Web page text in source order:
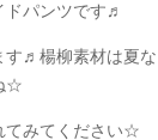
ドパンツです♬
す♬楊柳素材は夏
☆
てみてください☆